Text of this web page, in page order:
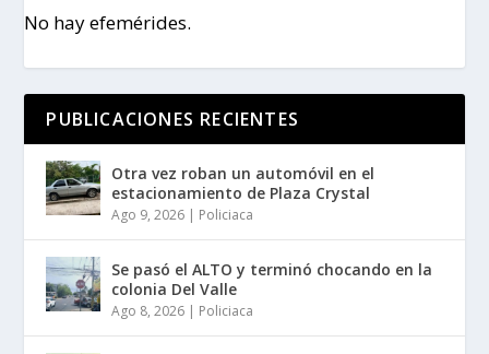
No hay efemérides.
PUBLICACIONES RECIENTES
Otra vez roban un automóvil en el
estacionamiento de Plaza Crystal
Ago 9, 2026 | Policiaca
Se pasó el ALTO y terminó chocando en la
colonia Del Valle
Ago 8, 2026 | Policiaca